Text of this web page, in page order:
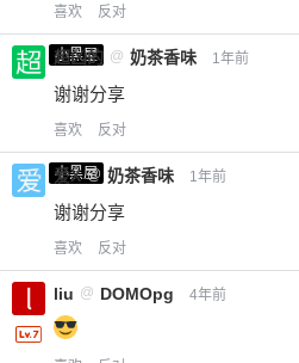
喜欢 反对
小黑屋
超凶的 @ 奶茶香味 1年前
谢谢分享
喜欢 反对
小黑屋
爱X @ 奶茶香味 1年前
谢谢分享
喜欢 反对
liu @ DOMOpg 4年前